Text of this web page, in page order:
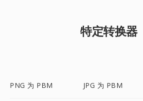
特定转换器
PNG 为 PBM JPG 为 PBM